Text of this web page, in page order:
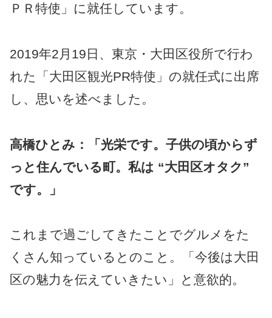
ＰＲ特使」に就任しています。
2019年2月19日、東京・大田区役所で行わ
れた「大田区観光PR特使」の就任式に出席
し、思いを述べました。
高橋ひとみ：「光栄です。子供の頃からず
っと住んでいる町。私は “大田区オタク”
です。」
これまで過ごしてきたことでグルメをた
くさん知っているとのこと。「今後は大田
区の魅力を伝えていきたい」と意欲的。